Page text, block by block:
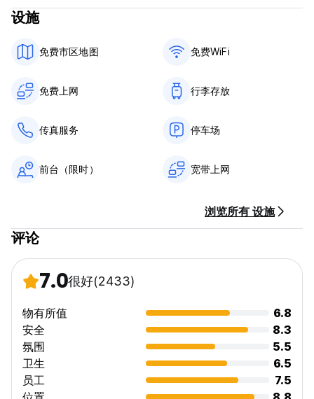
入住时间从12.00到19.00，退房10.30
如果您在19:00之后延迟退房至21:00，则需支付最高10欧元的罚
设施
免费市区地图 免费WiFi
免费上网 行李存放
传真服务 停车场
前台（限时） 宽带上网
浏览所有 设施
评论
7.0很好(2433)
物有所值
6.8
安全
8.3
氛围
5.5
卫生
6.5
员工
7.5